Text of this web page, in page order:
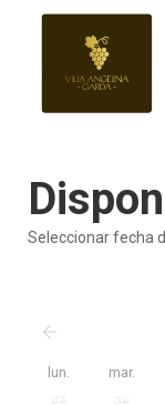
Seleccionar fecha
lun. mar.